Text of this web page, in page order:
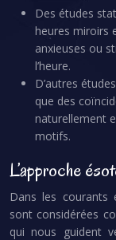
Des études
heures miroirs
anxieuses ou
l’heure.
D’autres
que des
naturellement
motifs.
L’approche
Dans les courants
sont considérées
qui nous guident